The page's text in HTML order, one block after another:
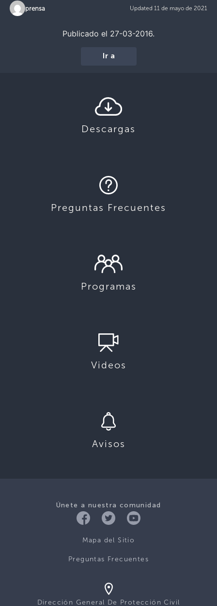
prensa Updated 11 de mayo de 2021
Publicado el 27-03-2016.
Ir a
Descargas
Preguntas Frecuentes
Programas
Videos
Avisos
Únete a nuestra comunidad
Mapa del Sitio
Preguntas Frecuentes
Dirección General De Protección Civil